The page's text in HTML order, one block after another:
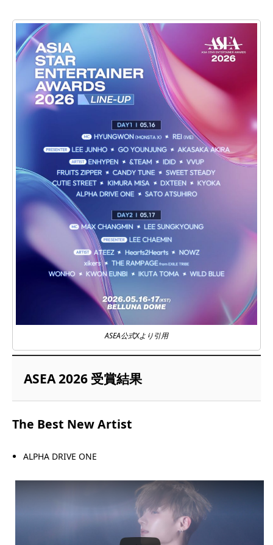
ASEA公式Xより引用
ASEA 2026 受賞結果
The Best New Artist
ALPHA DRIVE ONE